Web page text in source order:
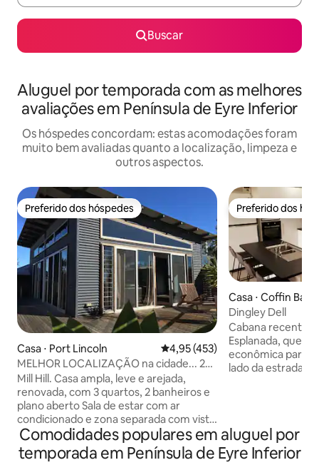
Buscar
Aluguel por temporada com as melhores
avaliações em Península de Eyre Inferior
Os hóspedes concordam: estas acomodações foram
muito bem avaliadas quanto a localização, limpeza e
outros aspectos.
Preferido dos hóspedes
Preferido dos hóspedes
Casa ⋅ Port Lincoln 4,95 de uma avaliação média de
4,95 (453)
MELHOR LOCALIZAÇÃO na cidade... 2
minutos a pé de qualquer lugar
Mill Hill. Casa ampla, leve e arejada,
renovada, com 3 quartos, 2 banheiros e
plano aberto Sala de estar com ar
condicionado e zona separada com vista
deslumbrante para o porto Localização
central em uma área tranquila do círculo
de vestidos da cidade com amplo
Preferido dos
Preferido dos
Casa ⋅ Coffin Bay
Dingley Dell
Cabana
Esplanada, que é
econômica para
lado da estrada
de estar e jantar
geladeira/
louça, micro-
Comodidades populares em aluguel por
temporada em Península de Eyre Inferior